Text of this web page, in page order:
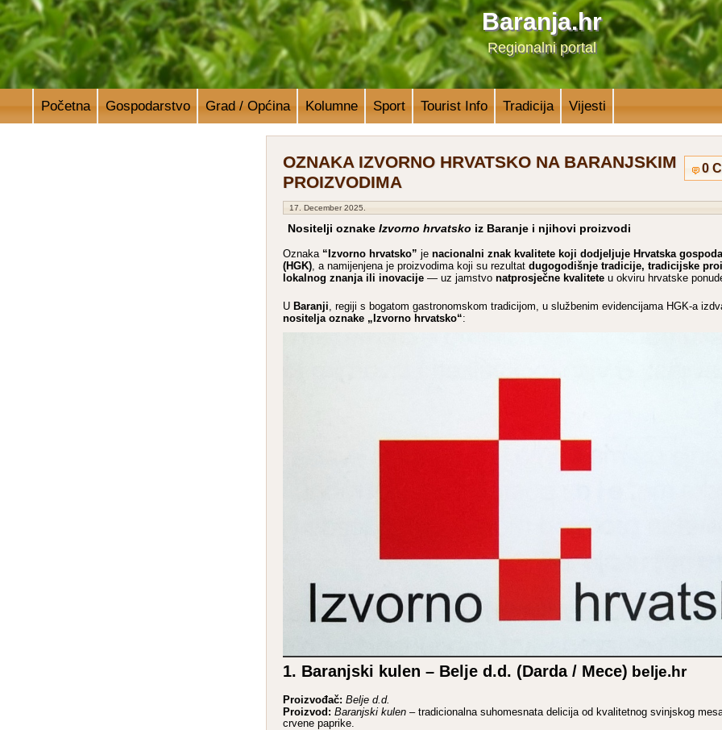
Baranja.hr
Regionalni portal
Početna Gospodarstvo Grad / Općina Kolumne Sport Tourist Info Tradicija Vijesti
0
OZNAKA IZVORNO HRVATSKO NA BARANJSKIM
PROIZVODIMA
17. December 2025.
Nositelji oznake Izvorno hrvatsko iz Baranje i njihovi proizvodi
Oznaka “Izvorno hrvatsko” je nacionalni znak kvalitete koji dodjeljuje Hrvatska
(HGK) , a namijenjena je proizvodima koji su rezultat dugogodišnje tradicije, tradicijske
lokalnog znanja ili inovacije — uz jamstvo natprosječne kvalitete u okviru hrvatske
U Baranji , regiji s bogatom gastronomskom tradicijom, u službenim evidencijama HGK-a
nositelja oznake „Izvorno hrvatsko“:
1. Baranjski kulen – Belje d.d. (Darda / Mece) belje.hr
Proizvođač: Belje d.d.
Proizvod: Baranjski kulen – tradicionalna suhomesnata delicija od kvalitetnog svinjskog
crvene paprike.